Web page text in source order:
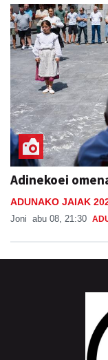
Adinekoei
ADUNAKO JAIAK
Joni abu 08, 21:30